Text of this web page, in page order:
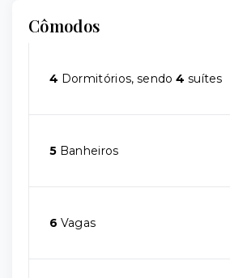
Cômodos
4 Dormitórios, sendo4 suítes
5 Banheiros
6 Vagas